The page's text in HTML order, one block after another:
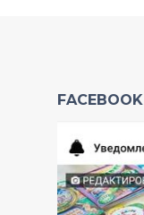
FACEBOOK